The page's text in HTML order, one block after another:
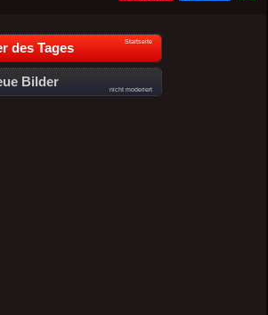
des Tages Startseite
Bilder
nicht moderiert